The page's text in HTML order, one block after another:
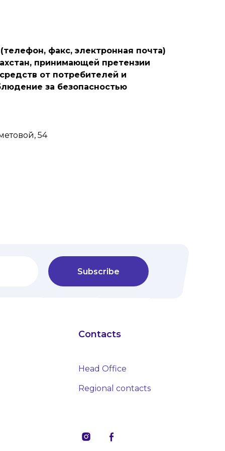
факс, электронная почта)
принимающей претензии
от потребителей и
за безопасностью
54
Subscribe
Contacts
Head Office
Regional contacts